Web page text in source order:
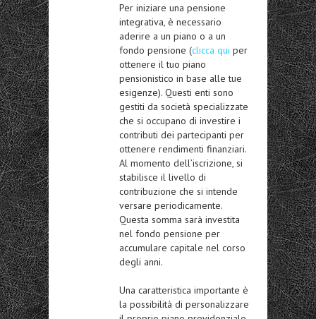
Per iniziare una pensione
integrativa, è necessario
aderire a un piano o a un
fondo pensione (clicca qui per
ottenere il tuo piano
pensionistico in base alle tue
esigenze). Questi enti sono
gestiti da società specializzate
che si occupano di investire i
contributi dei partecipanti per
ottenere rendimenti finanziari.
Al momento dell’iscrizione, si
stabilisce il livello di
contribuzione che si intende
versare periodicamente.
Questa somma sarà investita
nel fondo pensione per
accumulare capitale nel corso
degli anni.
Una caratteristica importante è
la possibilità di personalizzare